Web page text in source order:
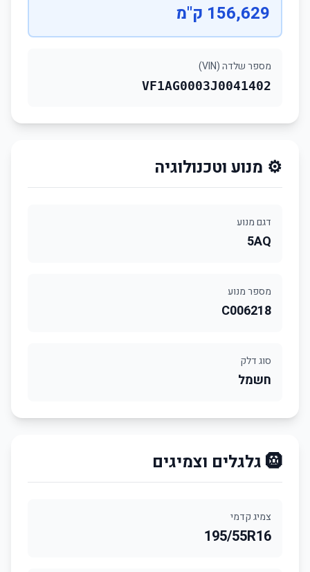
156,629 ק"מ
מספר שלדה (VIN)
VF1AG0003J0041402
⚙️ מנוע וטכנולוגיה
דגם מנוע
5AQ
מספר מנוע
C006218
סוג דלק
חשמל
🛞 גלגלים וצמיגים
צמיג קדמי
195/55R16